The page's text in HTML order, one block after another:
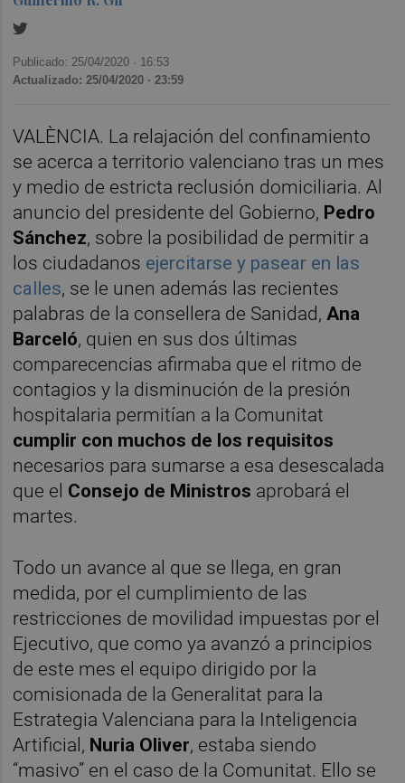
Publicado: 25/04/2020 · 16:53
Actualizado: 25/04/2020 · 23:59
VALÈNCIA. La relajación del confinamiento
se acerca a territorio valenciano tras un mes
y medio de estricta reclusión domiciliaria. Al
anuncio del presidente del Gobierno, Pedro
Sánchez, sobre la posibilidad de permitir a
los ciudadanos ejercitarse y pasear en las
calles, se le unen además las recientes
palabras de la consellera de Sanidad, Ana
Barceló, quien en sus dos últimas
comparecencias afirmaba que el ritmo de
contagios y la disminución de la presión
hospitalaria permitían a la Comunitat
cumplir con muchos de los requisitos
necesarios para sumarse a esa desescalada
que el Consejo de Ministros aprobará el
martes.
Todo un avance al que se llega, en gran
medida, por el cumplimiento de las
restricciones de movilidad impuestas por el
Ejecutivo, que como ya avanzó a principios
de este mes el equipo dirigido por la
comisionada de la Generalitat para la
Estrategia Valenciana para la Inteligencia
Artificial, Nuria Oliver, estaba siendo
“masivo” en el caso de la Comunitat. Ello se